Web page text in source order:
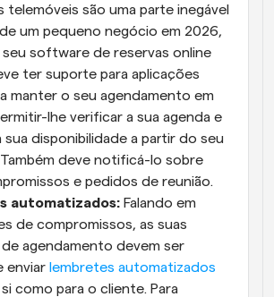
telemóveis são uma parte inegável
um pequeno negócio em 2026,
software de reservas online
ter suporte para aplicações
manter o seu agendamento em
lhe verificar a sua agenda e
disponibilidade a partir do seu
deve notificá-lo sobre
e pedidos de reunião.
automatizados: Falando em
de compromissos, as suas
agendamento devem ser
enviar lembretes automatizados
como para o cliente. Para